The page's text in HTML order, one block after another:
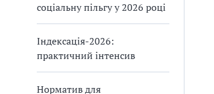
соціальну пільгу у 2026 році
Індексація-2026:
практичний інтенсив
Норматив для